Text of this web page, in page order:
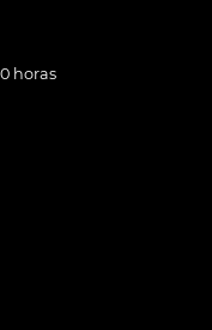
horas